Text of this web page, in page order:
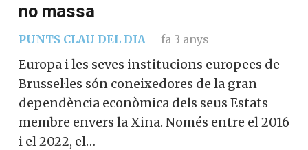
no massa
PUNTS CLAU DEL DIA fa 3 anys
Europa i les seves institucions europees de
Brussel·les són coneixedores de la gran
dependència econòmica dels seus Estats
membre envers la Xina. Només entre el 2016
i el 2022, el…